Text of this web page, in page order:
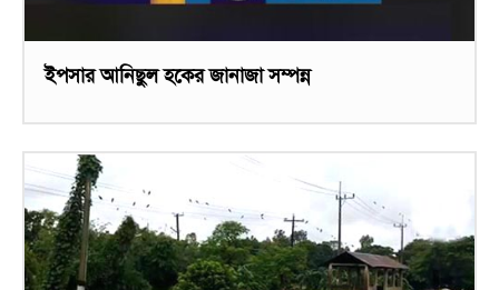
ইপসার আনিছুল হকের জানাজা সম্পন্ন